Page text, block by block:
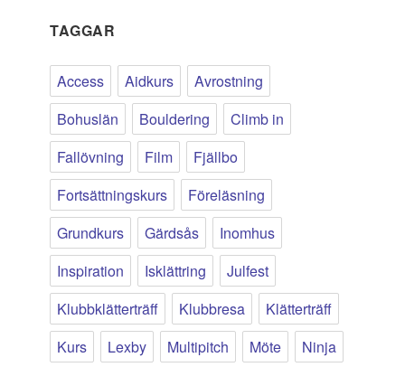
TAGGAR
Access Aidkurs
Avrostning
Bohuslän
Bouldering
Climb in
Fallövning
Film
Fjällbo
Fortsättningskurs
Föreläsning
Grundkurs
Gärdsås
Inomhus
Inspiration
Isklättring
Julfest
Klubbklätterträff
Klubbresa
Klätterträff
Kurs
Lexby Multipitch Möte
Ninja